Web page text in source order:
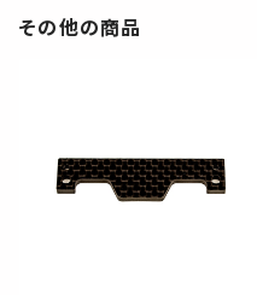
その他の商品